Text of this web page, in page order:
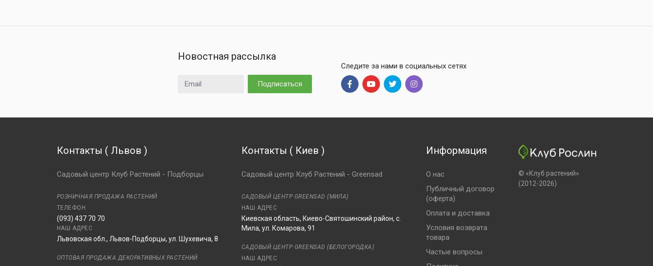
Новостная рассылка
Email адрес Подписаться
Следите за нами в социальных сетях
Контакты ( Львов )
Садовый центр Клуб Растений - Подборцы
РОЗНИЧНАЯ ПРОДАЖА РАСТЕНИЙ
ТЕЛЕФОН
(093) 437 70 70
НАШ АДРЕС
Львовская обл., Львов-Подборцы, ул. Шухевича, 8
ОПТОВАЯ ПРОДАЖА ДЕКОРАТИВНЫХ РАСТЕНИЙ
Контакты ( Киев )
Садовый центр Клуб Растений - Greensad
САДОВЫЙ ЦЕНТР GREENSAD (МИЛА)
НАШ АДРЕС
Киевская область, Киево-Святошинский район, с.
Мила, ул. Комарова, 91
САДОВЫЙ ЦЕНТР GREENSAD (БЕЛОГОРОДКА)
НАШ АДРЕС
Информация
О нас
Публичный договор
(оферта)
Оплата и доставка
Условия возврата
товара
Частые вопросы
© «Клуб растений»
(2012-2026)